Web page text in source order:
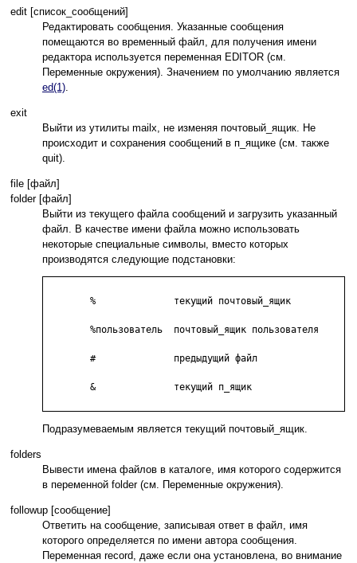
edit [список_сообщений]
Редактировать сообщения. Указанные сообщения
помещаются во временный файл, для получения имени
редактора используется переменная EDITOR (см.
Переменные окружения). Значением по умолчанию является
ed(1).
exit
Выйти из утилиты mailx, не изменяя почтовый_ящик. Не
происходит и сохранения сообщений в п_ящике (см. также
quit).
file [файл]
folder [файл]
Выйти из текущего файла сообщений и загрузить указанный
файл. В качестве имени файла можно использовать
некоторые специальные символы, вместо которых
производятся следующие подстановки:
Подразумеваемым является текущий почтовый_ящик.
folders
Вывести имена файлов в каталоге, имя которого содержится
в переменной folder (см. Переменные окружения).
followup [сообщение]
Ответить на сообщение, записывая ответ в файл, имя
которого определяется по имени автора сообщения.
Переменная record, даже если она установлена, во внимание